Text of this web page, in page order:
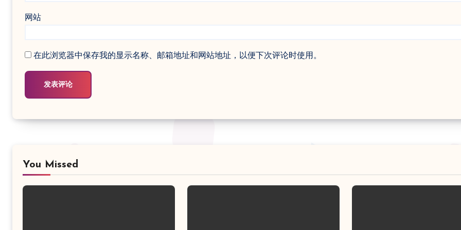
网站
在此浏览器中保存我的显示名称、邮箱地址和网站地址，以便下次评论时使用。
You Missed